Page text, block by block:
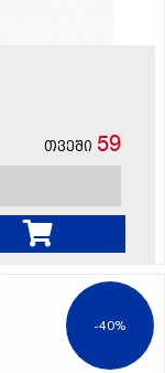
თვეში 59
-40%